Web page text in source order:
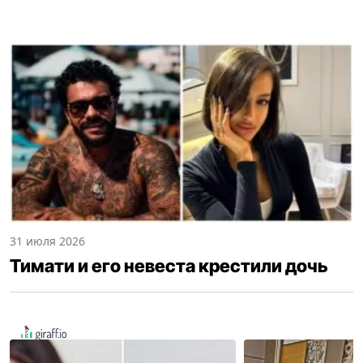
31 июля 2026
Тимати и его невеста крестили дочь